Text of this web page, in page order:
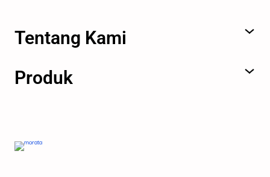
Tentang Kami
Produk